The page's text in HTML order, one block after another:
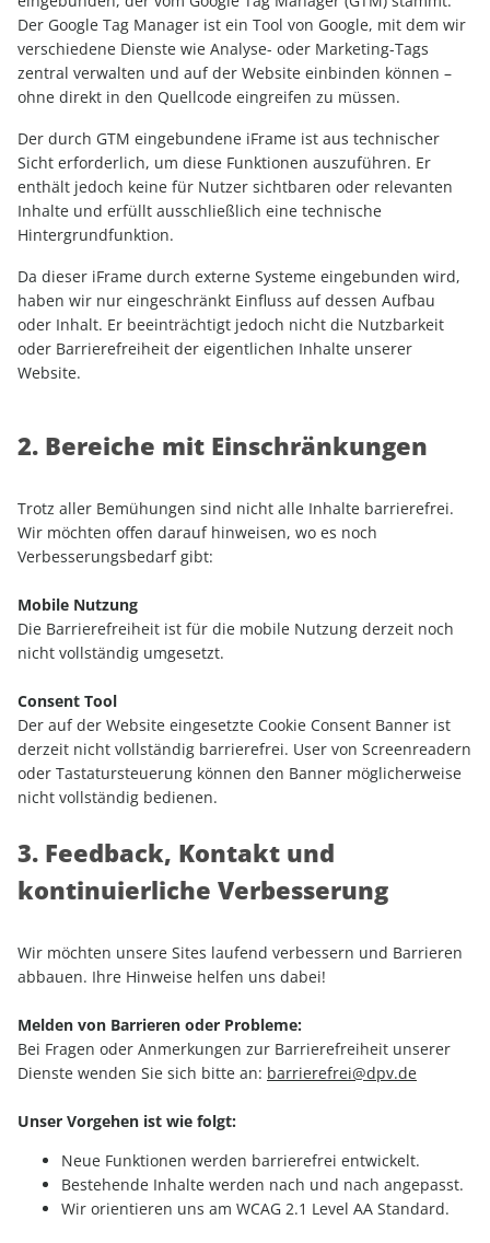
Der Google Tag Manager ist ein Tool von Google, mit dem wir
verschiedene Dienste wie Analyse- oder Marketing-Tags
zentral verwalten und auf der Website einbinden können –
ohne direkt in den Quellcode eingreifen zu müssen.
Der durch GTM eingebundene iFrame ist aus technischer
Sicht erforderlich, um diese Funktionen auszuführen. Er
enthält jedoch keine für Nutzer sichtbaren oder relevanten
Inhalte und erfüllt ausschließlich eine technische
Hintergrundfunktion.
Da dieser iFrame durch externe Systeme eingebunden wird,
haben wir nur eingeschränkt Einfluss auf dessen Aufbau
oder Inhalt. Er beeinträchtigt jedoch nicht die Nutzbarkeit
oder Barrierefreiheit der eigentlichen Inhalte unserer
Website.
2. Bereiche mit Einschränkungen
Trotz aller Bemühungen sind nicht alle Inhalte barrierefrei.
Wir möchten offen darauf hinweisen, wo es noch
Verbesserungsbedarf gibt:
Mobile Nutzung
Die Barrierefreiheit ist für die mobile Nutzung derzeit noch
nicht vollständig umgesetzt.
Consent Tool
Der auf der Website eingesetzte Cookie Consent Banner ist
derzeit nicht vollständig barrierefrei. User von Screenreadern
oder Tastatursteuerung können den Banner möglicherweise
nicht vollständig bedienen.
3. Feedback, Kontakt und
kontinuierliche Verbesserung
Wir möchten unsere Sites laufend verbessern und Barrieren
abbauen. Ihre Hinweise helfen uns dabei!
Melden von Barrieren oder Probleme:
Bei Fragen oder Anmerkungen zur Barrierefreiheit unserer
Dienste wenden Sie sich bitte an: barrierefrei@dpv.de
Unser Vorgehen ist wie folgt:
Neue Funktionen werden barrierefrei entwickelt.
Bestehende Inhalte werden nach und nach angepasst.
Wir orientieren uns am WCAG 2.1 Level AA Standard.